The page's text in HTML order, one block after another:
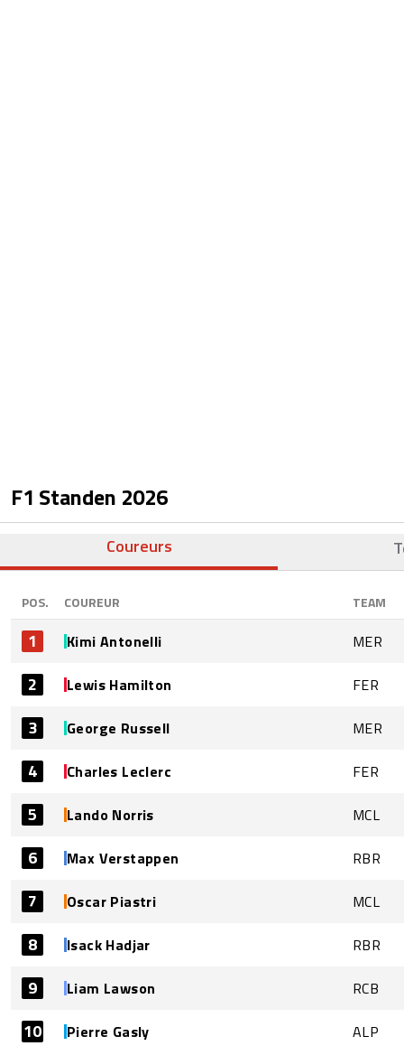
F1 Standen 2026
Coureurs
POS. COUREUR TEAM
1 Kimi Antonelli MER
2 Lewis Hamilton FER
3 George Russell MER
4 Charles Leclerc FER
5 Lando Norris MCL
6 Max Verstappen RBR
7 Oscar Piastri MCL
8 Isack Hadjar RBR
9 Liam Lawson RCB
10 Pierre Gasly ALP